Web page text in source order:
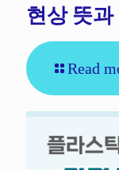
현상 뜻
Read